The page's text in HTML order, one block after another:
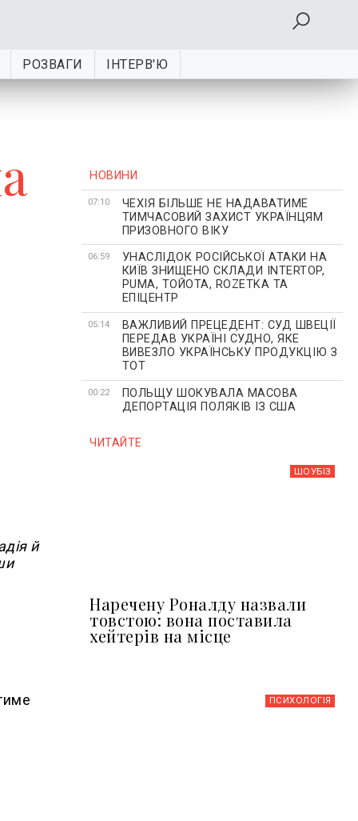
РОЗВАГИ ІНТЕРВ'Ю
й
НОВИНИ
07:10
ЧЕХІЯ БІЛЬШЕ НЕ НАДАВАТИМЕ
ТИМЧАСОВИЙ ЗАХИСТ УКРАЇНЦЯМ
ПРИЗОВНОГО ВІКУ
06:59
УНАСЛІДОК РОСІЙСЬКОЇ АТАКИ НА
КИЇВ ЗНИЩЕНО СКЛАДИ INTERTOP,
PUMA, ТОЙОТА, ROZETKA ТА
ЕПІЦЕНТР
05:14
ВАЖЛИВИЙ ПРЕЦЕДЕНТ: СУД ШВЕЦІЇ
ПЕРЕДАВ УКРАЇНІ СУДНО, ЯКЕ
ВИВЕЗЛО УКРАЇНСЬКУ ПРОДУКЦІЮ З
ТОТ
00:22
ПОЛЬЩУ ШОКУВАЛА МАСОВА
ДЕПОРТАЦІЯ ПОЛЯКІВ ІЗ США
ЧИТАЙТЕ
ШОУБIЗ
Наречену Роналду назвали
товстою: вона поставила
хейтерів на місце
ПСИХОЛОГІЯ